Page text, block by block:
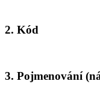
2. Kód
3. Pojmenování